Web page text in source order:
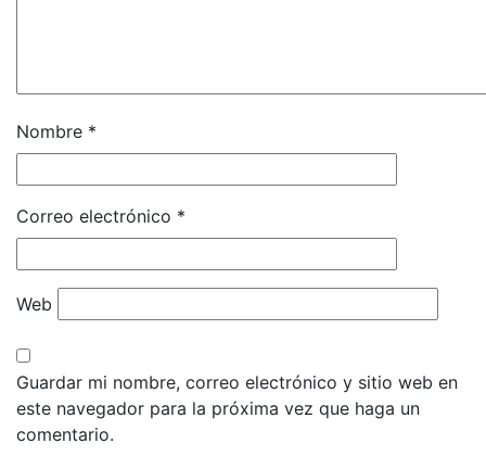
Nombre *
Correo electrónico *
Web
Guardar mi nombre, correo electrónico y sitio web en
este navegador para la próxima vez que haga un
comentario.